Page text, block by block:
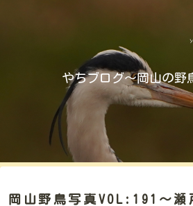
やちブログ～岡山の野
岡山野鳥写真VOL:191～瀬